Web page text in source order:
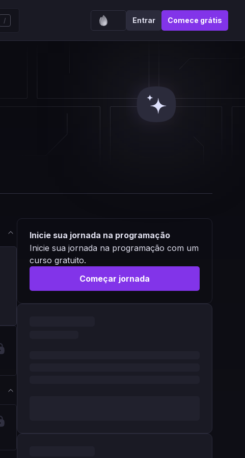
/ Entrar Comece grátis
Inicie sua jornada na programação
Inicie sua jornada na programação com um
curso gratuito.
Começar jornada